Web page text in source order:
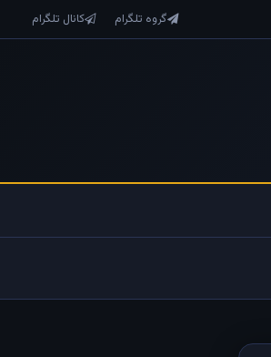
گروه تلگرام کانال تلگرام